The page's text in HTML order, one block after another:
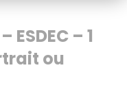
– 1
ou